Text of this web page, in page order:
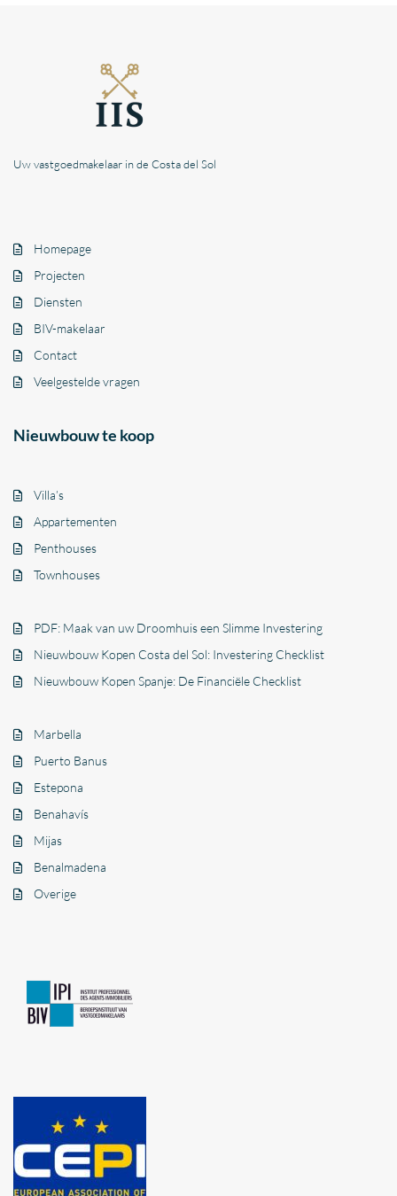
Uw vastgoedmakelaar in de Costa del Sol
Homepage
Projecten
Diensten
BIV-makelaar
Contact
Veelgestelde vragen
Nieuwbouw te koop
Villa’s
Appartementen
Penthouses
Townhouses
PDF: Maak van uw Droomhuis een Slimme Investering
Nieuwbouw Kopen Costa del Sol: Investering Checklist
Nieuwbouw Kopen Spanje: De Financiële Checklist
Marbella
Puerto Banus
Estepona
Benahavís
Mijas
Benalmadena
Overige